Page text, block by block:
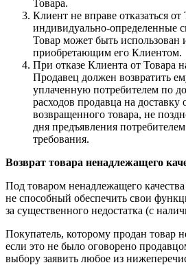
Товара.
Клиент не вправе отказаться
индивидуально-определенные
Товар может быть использован
приобретающим его Клиентом.
При отказе Клиента от Товара
Продавец должен возвратить
уплаченную потребителем по
расходов продавца на доставку
возвращенного товара, не
дня предъявления
требования.
Возврат товара ненадлежащего
Под товаром ненадлежащего качества
не способный обеспечить свои
за существенного недостатка (с
Покупатель, которому продан товар
если это не было оговорено
выбору заявить любое из